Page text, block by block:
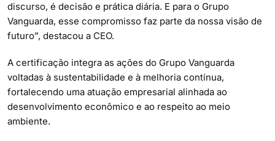
discurso, é decisão e prática diária. E para o Grupo
Vanguarda, esse compromisso faz parte da nossa visão de
futuro”, destacou a CEO.
A certificação integra as ações do Grupo Vanguarda
voltadas à sustentabilidade e à melhoria contínua,
fortalecendo uma atuação empresarial alinhada ao
desenvolvimento econômico e ao respeito ao meio
ambiente.